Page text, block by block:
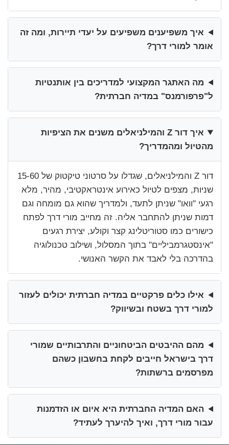
איך משפיענים משפיעים על יעדי תיירות, ומה זה
אומר למורי דרך?
מה האתגר המקצועי למדריכים בין אותנטיות
ל"פרפורמנס" במדיה חברתית?
איך דור Z והמילניאלים משנים את הציפיות
מהטיול ומהמדריך?
דור Z והמילניאלים, שגדלו על סרטוני טיקטוק של 15-60
שניות, מצפים לטיול כאירוע אינטראקטיבי, מהיר, מלא
רגעי "וואו" שניתן לתעד, ולמדריך שהוא גם מומחה וגם
דמות שניתן להתחבר אליה. זה מחייב מורי דרך לפתח
כישורים כמו סטוריטלינג קצר וקולע, יצירת רגעים
"אינסטגרמביליים" בתוך המסלול, ושילוב טכנולוגיה
בהדרכה בלי לאבד את הקשר האנושי.
אילו כלים פרקטיים במדיה חברתית יכולים לעזור
למורי דרך בשטח ובשיווק?
מהם ההיבטים הביטחוניים והתרבותיים שמורי
דרך בישראל חייבים לקחת בחשבון כשהם
מפרסמים ברשתות?
האם המדיה החברתית היא איום או הזדמנות
עבור מורי דרך, ואיך להיערך לעתיד?